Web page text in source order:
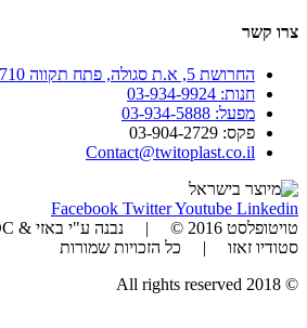
צרו קשר
החרושת 5, א.ת סגולה, פתח תקווה 4900710
חנות: 03-934-9924
מפעל: 03-934-5888
פקס: 03-904-2729
Contact@twitoplast.co.il
Facebook TwitterYoutube Linkedin
סטודיו זאזו | כל הזכויות שמורות
© 2018 All rights reserved